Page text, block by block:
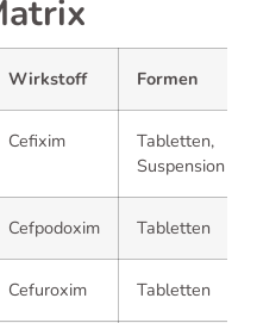
Wirkstoff Formen
Cefixim
Tabletten,
Suspension
Cefpodoxim Tabletten
Cefuroxim Tabletten